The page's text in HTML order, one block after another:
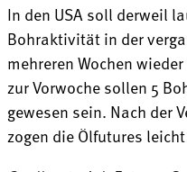
In den USA soll derweil
Bohraktivität in der
mehreren Wochen
zur Vorwoche sollen 5
gewesen sein. Nach der
zogen die Ölfutures